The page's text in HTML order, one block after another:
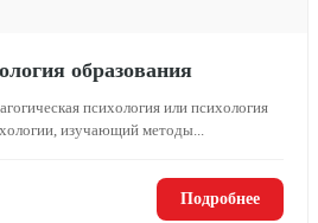
образования
психология или психология
изучающий методы...
Подробнее